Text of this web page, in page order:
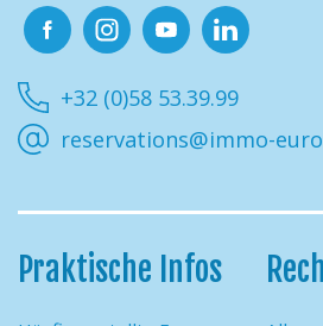
+32 (0)58 53.39.99
reservations@immo-
Praktische Infos